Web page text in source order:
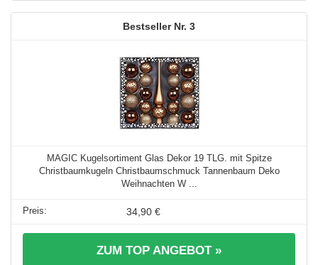
3
MAGIC Kugelsortiment Glas Dekor 19 TLG. mit Spitze
Christbaumkugeln Christbaumschmuck Tannenbaum Deko
Weihnachten W ...
34,90 €
ZUM TOP ANGEBOT »